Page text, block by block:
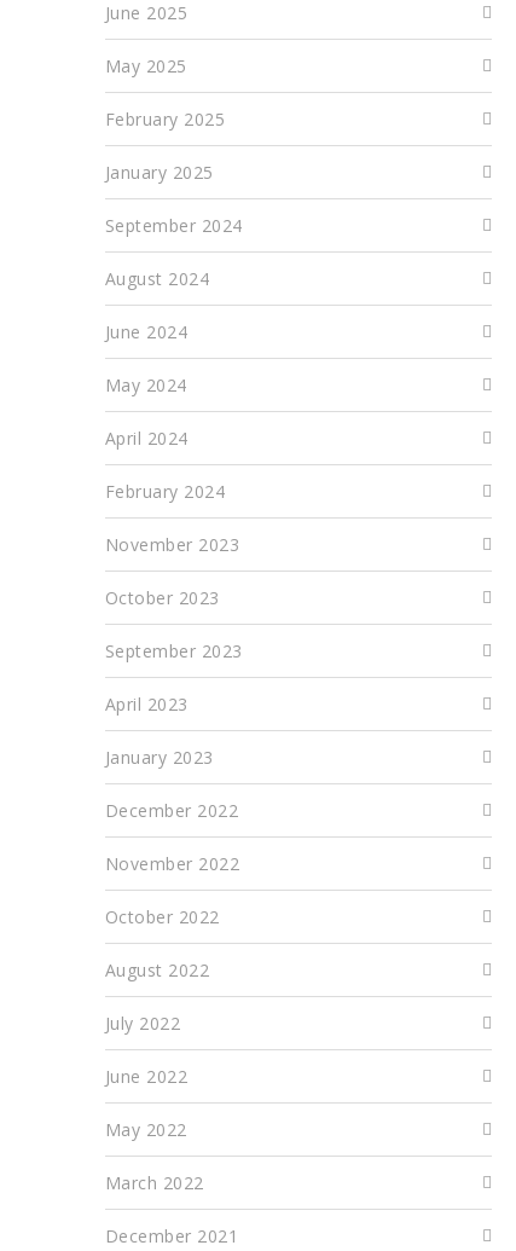
June 2025
May 2025
February 2025
January 2025
September 2024
August 2024
June 2024
May 2024
April 2024
February 2024
November 2023
October 2023
September 2023
April 2023
January 2023
December 2022
November 2022
October 2022
August 2022
July 2022
June 2022
May 2022
March 2022
December 2021